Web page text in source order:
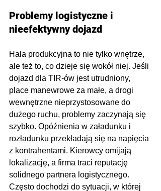
Problemy logistyczne i
nieefektywny dojazd
Hala produkcyjna to nie tylko wnętrze,
ale też to, co dzieje się wokół niej. Jeśli
dojazd dla TIR-ów jest utrudniony,
place manewrowe za małe, a drogi
wewnętrzne nieprzystosowane do
dużego ruchu, problemy zaczynają się
szybko. Opóźnienia w załadunku i
rozładunku przekładają się na napięcia
z kontrahentami. Kierowcy omijają
lokalizację, a firma traci reputację
solidnego partnera logistycznego.
Często dochodzi do sytuacji, w której